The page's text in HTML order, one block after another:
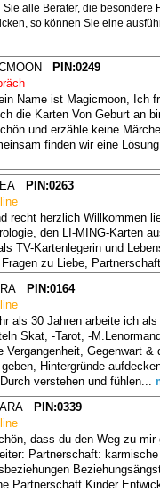
Sie alle Berater, die besondere
so können Sie eine
PIN:0249
Name ist Magicmoon, Ich
die Karten Von Geburt an
und erzähle keine
finden wir eine
PIN:0263
recht herzlich Willkommen
den LI-MING-Karten
TV-Kartenlegerin und
zu Liebe,
PIN:0164
als 30 Jahren arbeite ich
Skat, -Tarot, -
Vergangenheit, Gegenwart
Hintergründe
verstehen und fühlen...
PIN:0339
dass du den Weg zu
Partnerschaft:
Partnerschaft Kinder